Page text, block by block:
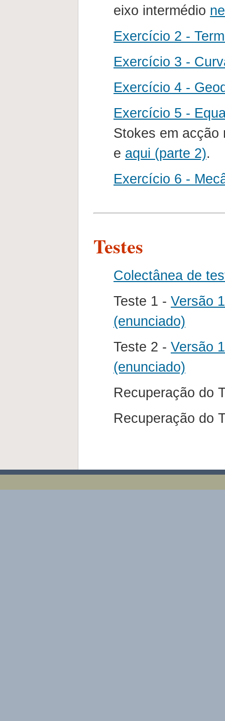
eixo intermédio
Exercício 2 -
Exercício 3 -
Exercício 4 -
Exercício 5 -
Stokes em
e aqui (parte 2).
Exercício 6 -
Testes
Colectânea de
Teste 1 - Versão
(enunciado)
Teste 2 - Versão
(enunciado)
Recuperação do
Recuperação do